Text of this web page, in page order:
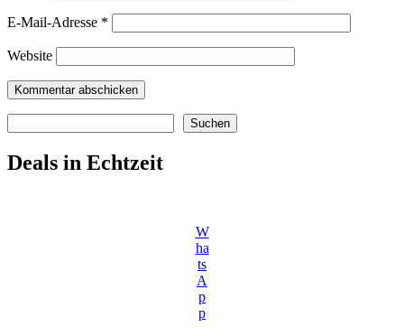
E-Mail-Adresse *
Website
Suchen
Deals in Echtzeit
W
ha
ts
A
p
p